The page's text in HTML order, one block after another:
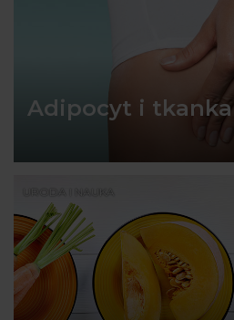
Adipocyt i tkanka